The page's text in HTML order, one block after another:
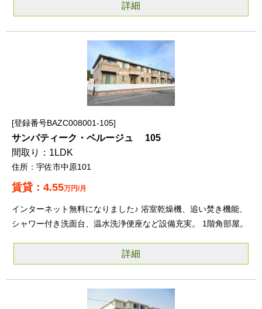
詳細
登録番号BAZC008001-105
サンパティーク・ベルージュ 105
1LDK
宇佐市中原101
4.55万円/月
インターネット無料になりました♪ 浴室乾燥機、追い焚き機能、
シャワー付き洗面台、温水洗浄便座など設備充実。 1階角部屋。
詳細